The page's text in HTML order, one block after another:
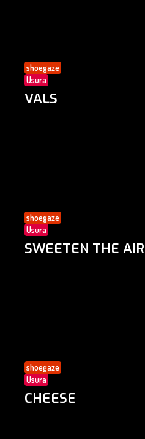
shoegaze
Usura
VALS
shoegaze
Usura
SWEETEN THE AIR
shoegaze
Usura
CHEESE